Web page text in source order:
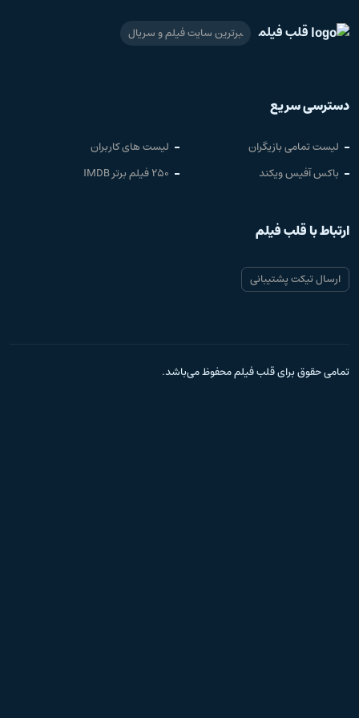
قلب فیلم برترین سایت فیلم و سریال
دسترسی سریع
لیست تمامی بازیگران
لیست های کاربران
باکس آفیس ویکند
250 فیلم برتر IMDB
ارتباط با قلب فیلم
ارسال تیکت پشتیبانی
تمامی حقوق برای قلب فیلم محفوظ می‌باشد.